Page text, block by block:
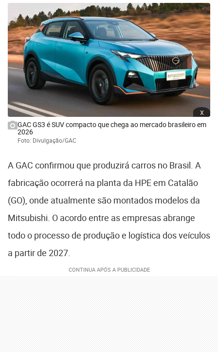
x
GAC GS3 é SUV compacto que chega ao mercado brasileiro em
2026
Foto: Divulgação/GAC
A GAC confirmou que produzirá carros no Brasil. A
fabricação ocorrerá na planta da HPE em Catalão
(GO), onde atualmente são montados modelos da
Mitsubishi. O acordo entre as empresas abrange
todo o processo de produção e logística dos veículos
a partir de 2027.